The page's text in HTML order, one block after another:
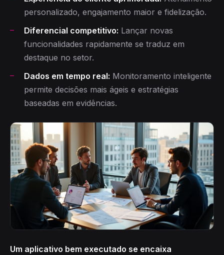
personalizado, engajamento maior e fidelização.
Diferencial competitivo: Lançar novas
funcionalidades rapidamente se traduz em
destaque no setor.
Dados em tempo real: Monitoramento inteligente
permite decisões mais ágeis e estratégias
baseadas em evidências.
Um aplicativo bem executado se encaixa